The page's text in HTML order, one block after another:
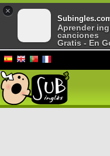
×
Aprender
canciones
Gratis - En